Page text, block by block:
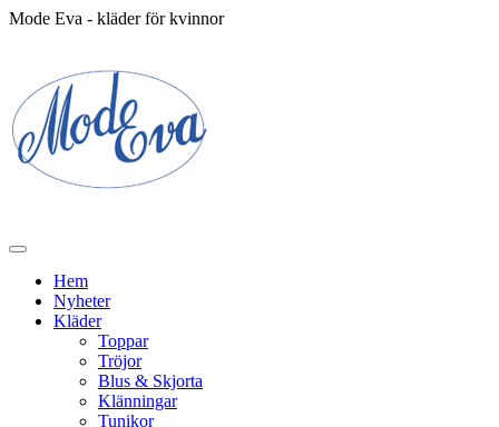
Mode Eva - kläder för kvinnor
Hem
Nyheter
Kläder
Toppar
Tröjor
Blus & Skjorta
Klänningar
Tunikor